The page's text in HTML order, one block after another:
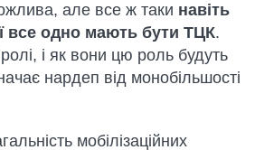
але все ж таки навіть
все одно мають бути ТЦК.
і як вони цю роль будуть
нардеп від монобільшості
мобілізаційних